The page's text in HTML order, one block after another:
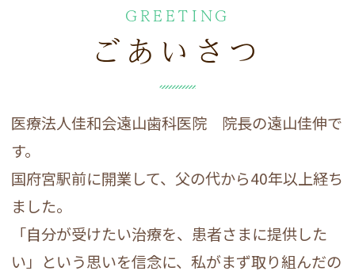
GREETING
ごあいさつ
医療法人佳和会遠山歯科医院 院長の遠山佳伸で
す。
国府宮駅前に開業して、父の代から40年以上経ち
ました。
「自分が受けたい治療を、患者さまに提供した
い」という思いを信念に、私がまず取り組んだの